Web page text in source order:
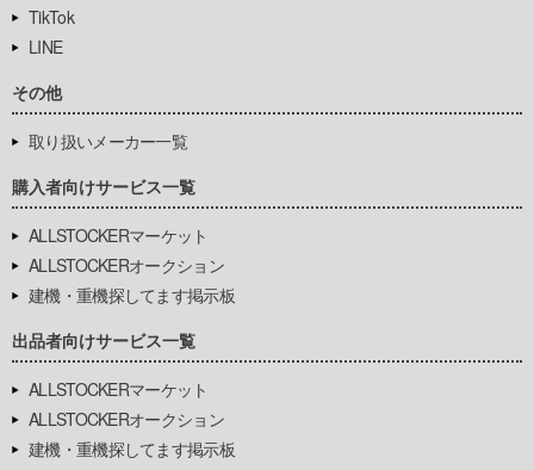
TikTok
LINE
その他
取り扱いメーカー一覧
購入者向けサービス一覧
ALLSTOCKERマーケット
ALLSTOCKERオークション
建機・重機探してます掲示板
出品者向けサービス一覧
ALLSTOCKERマーケット
ALLSTOCKERオークション
建機・重機探してます掲示板